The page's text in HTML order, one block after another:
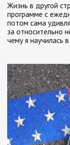
Жизнь в другой
программе с
потом сама
за относительно
чему я научилась